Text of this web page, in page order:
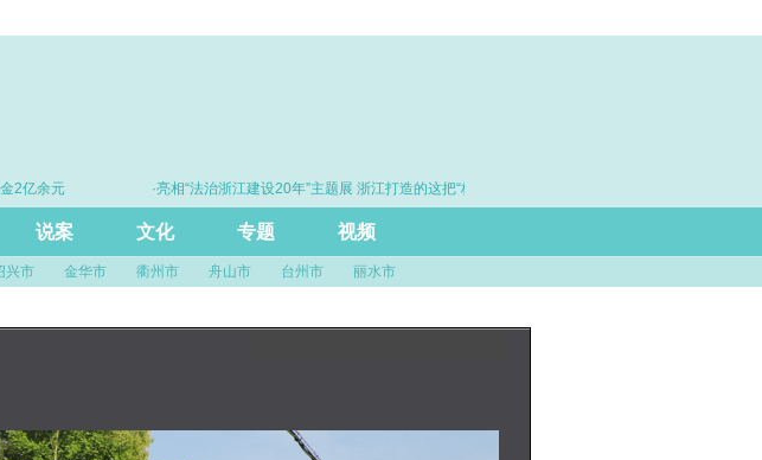
元
·亮相“法治浙江建设20年”主题展 浙江打造的这把“标
说案 文化 专题 视频
兴市 金华市 衢州市 舟山市 台州市 丽水市